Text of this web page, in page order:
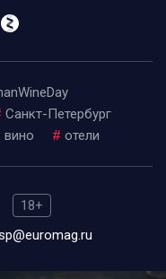
Санкт-Петербург
вино # отели
18+